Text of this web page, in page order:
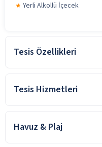
Yerli Alkollü İçecek
Tesis Özellikleri
Ekonomik Otel
Tesis Hizmetleri
Genel Alan Wifi
Havuz & Plaj